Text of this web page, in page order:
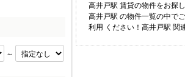
高井戸駅 賃貸の物件をお探
高井戸駅 の物件一覧の中で
利用 ください！高井戸駅 関
～